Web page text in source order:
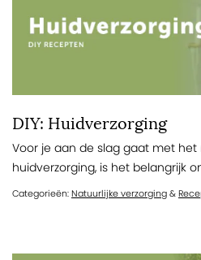
DIY: Huidverzorging
Voor je aan de slag gaat met
huidverzorging, is het belangrijk
Categorieën:Natuurlijke verzorging&